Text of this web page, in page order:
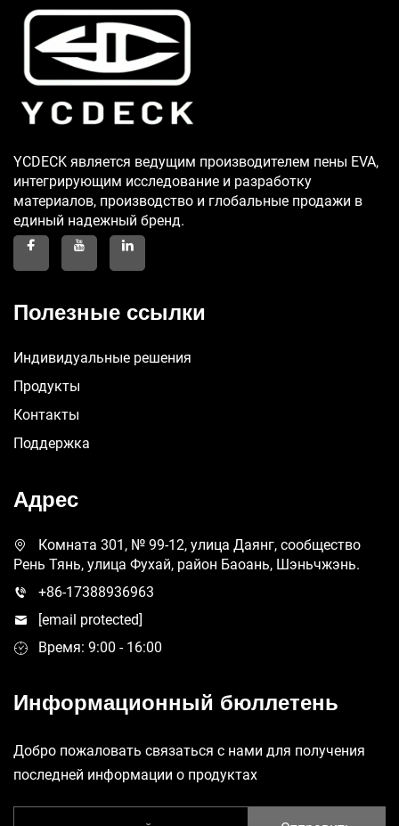
YCDECK является ведущим производителем пены EVA,
интегрирующим исследование и разработку
материалов, производство и глобальные продажи в
единый надежный бренд.
Полезные ссылки
Индивидуальные решения
Продукты
Контакты
Поддержка
Адрес
Комната 301, № 99-12, улица Даянг, сообщество
Рень Тянь, улица Фухай, район Баоань, Шэньчжэнь.
+86-17388936963
[email protected]
Время: 9:00 - 16:00
Информационный бюллетень
Добро пожаловать связаться с нами для получения
последней информации о продуктах